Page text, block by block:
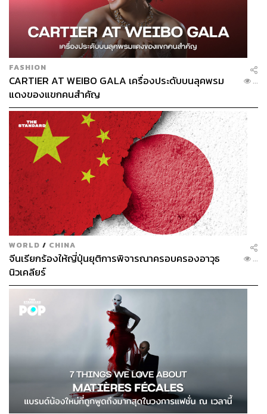
FASHION
CARTIER AT WEIBO GALA เครื่องประดับบนลุคพรม
แดงของแขกคนสำคัญ
...
WORLD / CHINA
จีนเรียกร้องให้ญี่ปุ่นยุติการพิจารณาครอบครองอาวุธ
นิวเคลียร์
...